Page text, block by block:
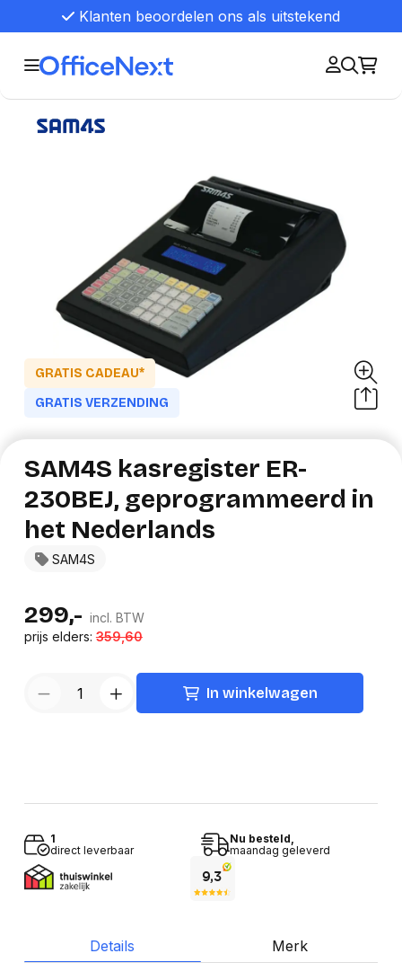
Klanten beoordelen ons als uitstekend
GRATIS CADEAU*
GRATIS VERZENDING
SAM4S
SAM4S kasregister ER-
230BEJ, geprogrammeerd in
het Nederlands
299,- incl. BTW
prijs elders:359,60
In winkelwagen
1
direct leverbaar
Nu besteld,
maandag geleverd
Details Merk